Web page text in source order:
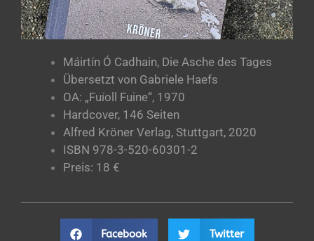
Máirtín Ó Cadhain, Die Asche des Tages
Übersetzt von Gabriele Haefs
OA: „Fuíoll Fuine“, 1970
Hardcover, 146 Seiten
Alfred Kröner Verlag, Stuttgart, 2020
ISBN 978-3-520-60301-2
Preis: 18 €
Facebook Twitter